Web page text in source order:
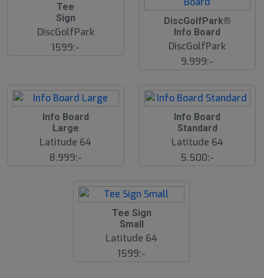
Tee
Sign
DiscGolfPark
1599:-
DiscGolfPark®
Info Board
DiscGolfPark
9.999:-
Info Board
Large
Latitude 64
8.999:-
Info Board
Standard
Latitude 64
5.500:-
Tee Sign
Small
Latitude 64
1599:-